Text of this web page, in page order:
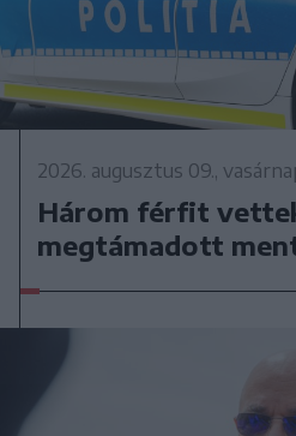
2026. augusztus 09.,
Három férfit
megtámadott